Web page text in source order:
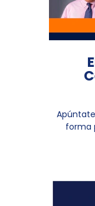
forma